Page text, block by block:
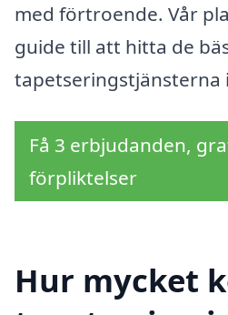
med förtroende. Vår
guide till att hitta de
tapetseringstjänsterna
Få 3 erbjudanden,
förpliktelser
Hur mycket